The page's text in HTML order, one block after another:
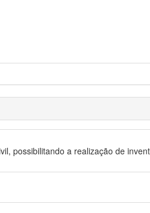
possibilitando a realização de